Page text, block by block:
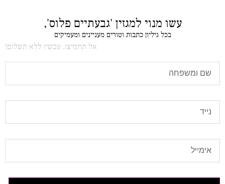
עשו מנוי למגזין 'גבעתיים פלוס',
בכל גיליון כתבות וטורים מעניינים ומעמיקים
אל תחמיצו, עכשיו ללא תשלום!